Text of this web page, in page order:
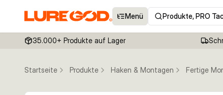
Menü Produkte, PRO
35.000+ Produkte auf Lager
Startseite Produkte Haken & Montagen Fertige